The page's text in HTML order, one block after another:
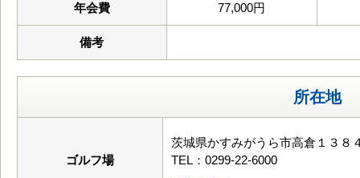
年会費 77,000円
備考
所在地
ゴルフ場
茨城県かすみがうら市高倉１３８
TEL：0299-22-6000